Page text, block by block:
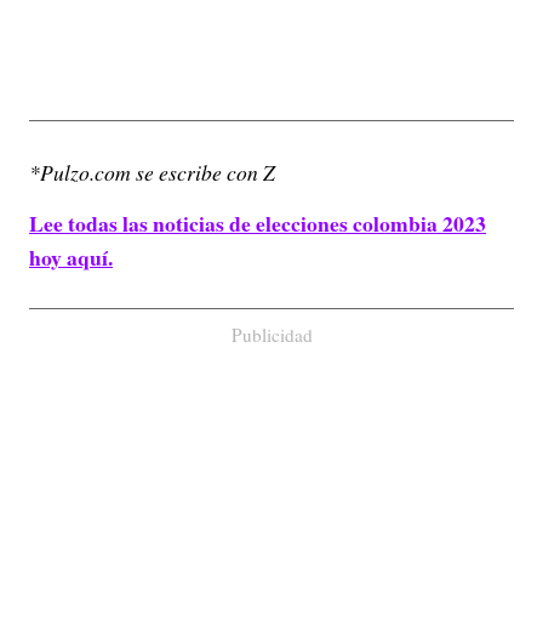
*Pulzo.com se escribe con Z
Lee todas las noticias de elecciones colombia 2023
hoy aquí.
Publicidad